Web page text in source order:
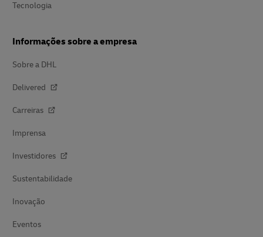
Tecnologia
Informações sobre a empresa
Sobre a DHL
Delivered
Carreiras
Imprensa
Investidores
Sustentabilidade
Inovação
Eventos